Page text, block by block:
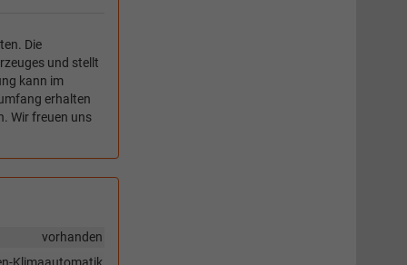
Die
und stellt
kann im
erhalten
Wir freuen uns
vorhanden